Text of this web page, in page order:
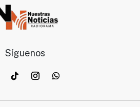
Síguenos